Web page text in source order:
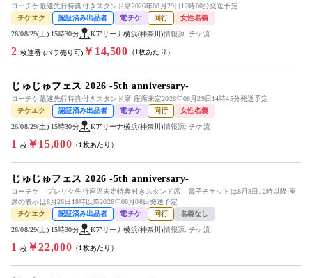
ローチケ最速先行特典付きスタンド席2026年08月29日12時00分発送予定
チケエク
認証済み出品者 電チケ 同行 女性名義
26/08/29(土) 15時30分 Kアリーナ横浜(神奈川)情報源: チケ流
2 枚連番 (バラ売り可) ￥14,500 （1枚あたり）
じゅじゅフェス 2026 -5th anniversary-
ローチケ最速先行特典付きスタンド席 座席未定2026年08月29日14時45分発送予定
チケエク
認証済み出品者 電チケ 同行 女性名義
26/08/29(土) 15時30分 Kアリーナ横浜(神奈川)情報源: チケ流
1 枚￥15,000 （1枚あたり）
じゅじゅフェス 2026 -5th anniversary-
ローチケ プレリク先行座席未定特典付きスタンド席 電子チケットは8月8日12時以降 座
席の表示は8月26日18時以降2026年08月08日発送予定
チケエク
認証済み出品者 電チケ 同行 名義なし
26/08/29(土) 15時30分 Kアリーナ横浜(神奈川)情報源: チケ流
1 枚￥22,000 （1枚あたり）